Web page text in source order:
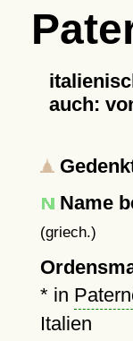
auch:
Name
(griech.)
* in
Italien